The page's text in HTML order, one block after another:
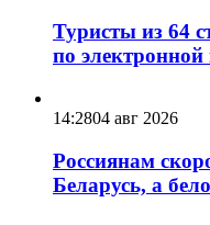
Туристы из 64
по электронной
14:2804 авг 2026
Россиянам
Беларусь, а